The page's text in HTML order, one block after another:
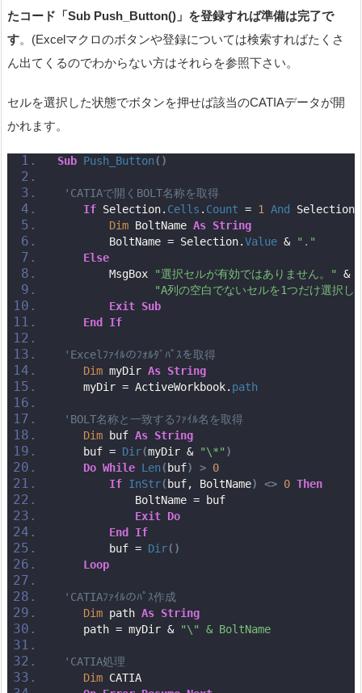
たコード「Sub Push_Button()」を登録すれば準備は完了で
す。(Excelマクロのボタンや登録については検索すればたくさ
ん出てくるのでわからない方はそれらを参照下さい。
セルを選択した状態でボタンを押せば該当のCATIAデータが開
かれます。
Sub Push_Button()
'CATIAで開くBOLT名称を取得
If Selection. Cells . Count = 1 And Selection.
Dim BoltName As String
        BoltName = Selection.
Value & "."
Else
        MsgBox
"選択セルが有効ではありません。"
&
"A列の空白でないセルを1つだけ選択し
Exit Sub
End
If
'Excelﾌｧｲﾙのﾌｫﾙﾀﾞﾊﾟｽを取得
Dim myDir As String
    myDir = ActiveWorkbook.
path
'BOLT名称と一致するﾌｧｲﾙ名を取得
Dim buf As String
    buf =
Dir(myDir & "\*" )
Do While Len( buf) > 0
If InStr( buf, BoltName) <> 0 Then
            BoltName = buf
Exit Do
End
If
        buf =
Dir()
Loop
'CATIAﾌｧｲﾙのﾊﾟｽ作成
Dim path As String
    path = myDir &
"\" & BoltName　　　　
'CATIA処理
Dim CATIA